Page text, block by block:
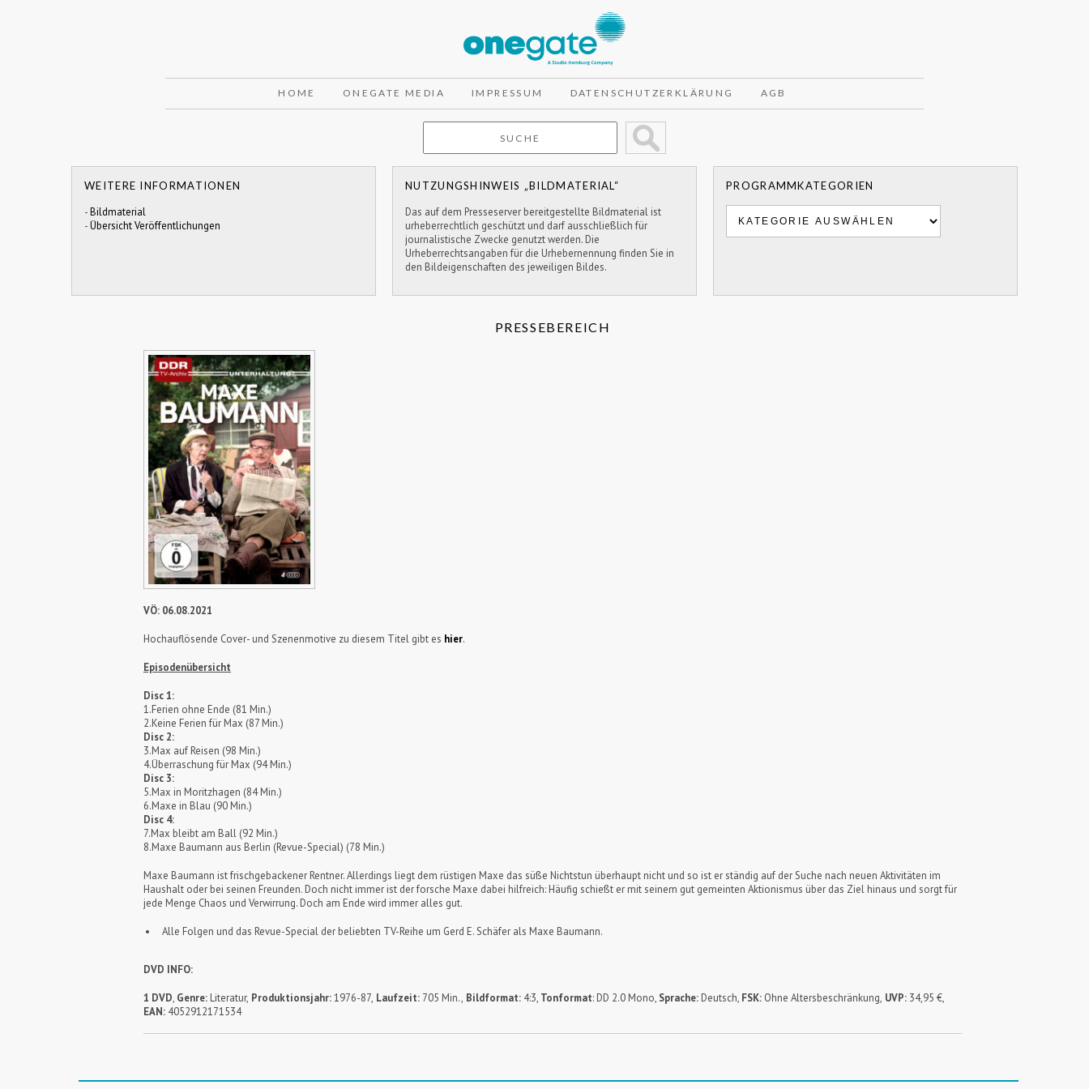
HOME ONEGATE MEDIA IMPRESSUM DATENSCHUTZERKLÄRUNG AGB
WEITERE INFORMATIONEN
-Bildmaterial
-Übersicht Veröffentlichungen
NUTZUNGSHINWEIS „BILDMATERIAL“
Das auf dem Presseserver bereitgestellte Bildmaterial ist
urheberrechtlich geschützt und darf ausschließlich für
journalistische Zwecke genutzt werden. Die
Urheberrechtsangaben für die Urhebernennung finden Sie in
den Bildeigenschaften des jeweiligen Bildes.
PROGRAMMKATEGORIEN
PRESSEBEREICH
VÖ: 06.08.2021
Hochauflösende Cover- und Szenenmotive zu diesem Titel gibt es hier.
Episodenübersicht
Disc 1:
1.Ferien ohne Ende (81 Min.)
2.Keine Ferien für Max (87 Min.)
Disc 2:
3.Max auf Reisen (98 Min.)
4.Überraschung für Max (94 Min.)
Disc 3:
5.Max in Moritzhagen (84 Min.)
6.Maxe in Blau (90 Min.)
Disc 4:
7.Max bleibt am Ball (92 Min.)
8.Maxe Baumann aus Berlin (Revue-Special) (78 Min.)
Maxe Baumann ist frischgebackener Rentner. Allerdings liegt dem rüstigen Maxe das süße Nichtstun überhaupt nicht und so ist er ständig auf der Suche nach neuen Aktivitäten im
Haushalt oder bei seinen Freunden. Doch nicht immer ist der forsche Maxe dabei hilfreich: Häufig schießt er mit seinem gut gemeinten Aktionismus über das Ziel hinaus und sorgt für
jede Menge Chaos und Verwirrung. Doch am Ende wird immer alles gut.
Alle Folgen und das Revue-Special der beliebten TV-Reihe um Gerd E. Schäfer als Maxe Baumann.
DVD INFO:
1 DVD, Genre: Literatur, Produktionsjahr:1976-87, Laufzeit: 705 Min., Bildformat: 4:3, Tonformat: DD 2.0 Mono, Sprache: Deutsch, FSK: Ohne Altersbeschränkung, UVP: 34,95 €,
EAN: 4052912171534